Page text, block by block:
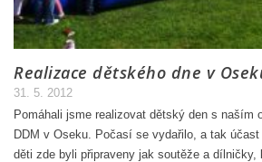
Realizace dětského dne v
31. 5. 2012
Pomáhali jsme realizovat dětský den s naším
DDM v Oseku. Počasí se vydařilo, a tak
děti zde byli připraveny jak soutěže a dílničky,